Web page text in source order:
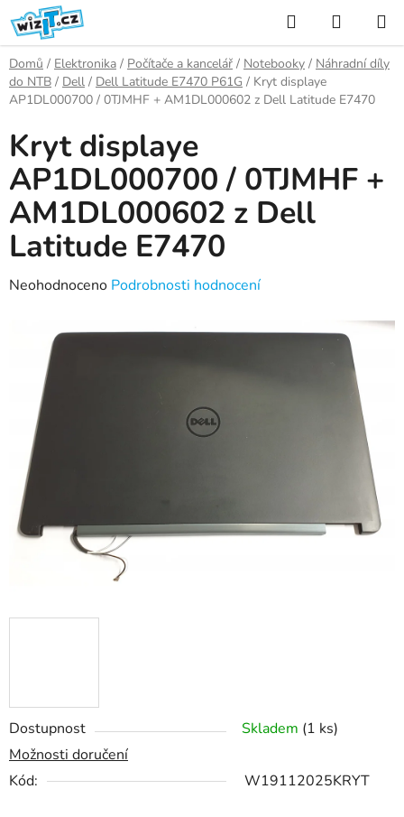
Přejít
na
obsah
Hledat
KOŠÍK
Domů / Elektronika / Počítače a kancelář / Notebooky / Náhradní díly
do NTB / Dell / Dell Latitude E7470 P61G / Kryt displaye
AP1DL000700 / 0TJMHF + AM1DL000602 z Dell Latitude E7470
Dostupnost Skladem (1 ks)
Možnosti doručení
Kód:
W19112025KRYT
Kryt displaye
AP1DL000700 / 0TJMHF +
AM1DL000602 z Dell
Latitude E7470
Průměrné
produktu
hvězdiček.
Neohodnoceno Podrobnosti hodnocení